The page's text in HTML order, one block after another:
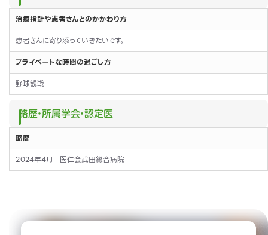
治療指針や患者さんとのかかわり方
患者さんに寄り添っていきたいです。
プライベートな時間の過ごし方
野球観戦
略歴・所属学会・認定医
略歴
2024年4月 医仁会武田総合病院